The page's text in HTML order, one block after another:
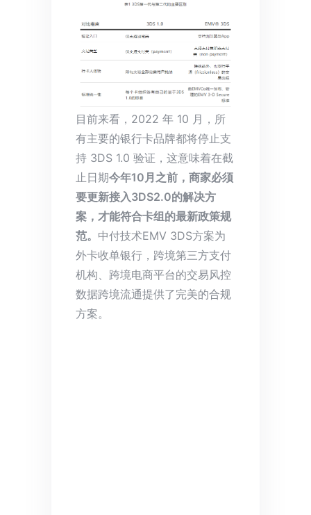
目前来看，2022 年 10 月，所
有主要的银行卡品牌都将停止支
持 3DS 1.0 验证，这意味着在截
止日期今年10月之前，商家必须
要更新接入3DS2.0的解决方
案，才能符合卡组的最新政策规
范。 中付技术EMV 3DS方案为
外卡收单银行，跨境第三方支付
机构、跨境电商平台的交易风控
数据跨境流通提供了完美的合规
方案。